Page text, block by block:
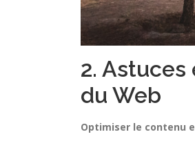
2.
du Web
Optimiser le contenu